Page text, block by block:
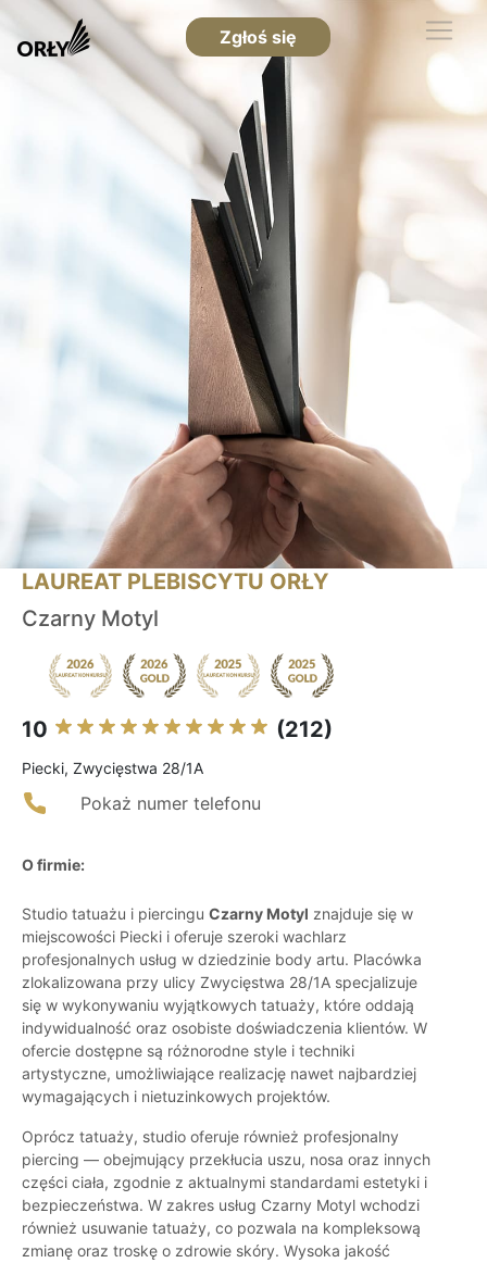
Zgłoś się
LAUREAT PLEBISCYTU ORŁY
Czarny Motyl
10 (212)
Piecki, Zwycięstwa 28/1A
Pokaż numer telefonu
O firmie:
Studio tatuażu i piercingu Czarny Motyl znajduje się w
miejscowości Piecki i oferuje szeroki wachlarz
profesjonalnych usług w dziedzinie body artu. Placówka
zlokalizowana przy ulicy Zwycięstwa 28/1A specjalizuje
się w wykonywaniu wyjątkowych tatuaży, które oddają
indywidualność oraz osobiste doświadczenia klientów. W
ofercie dostępne są różnorodne style i techniki
artystyczne, umożliwiające realizację nawet najbardziej
wymagających i nietuzinkowych projektów.
Oprócz tatuaży, studio oferuje również profesjonalny
piercing — obejmujący przekłucia uszu, nosa oraz innych
części ciała, zgodnie z aktualnymi standardami estetyki i
bezpieczeństwa. W zakres usług Czarny Motyl wchodzi
również usuwanie tatuaży, co pozwala na kompleksową
zmianę oraz troskę o zdrowie skóry. Wysoka jakość